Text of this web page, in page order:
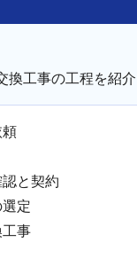
工事の工程を紹介
と契約
定
事